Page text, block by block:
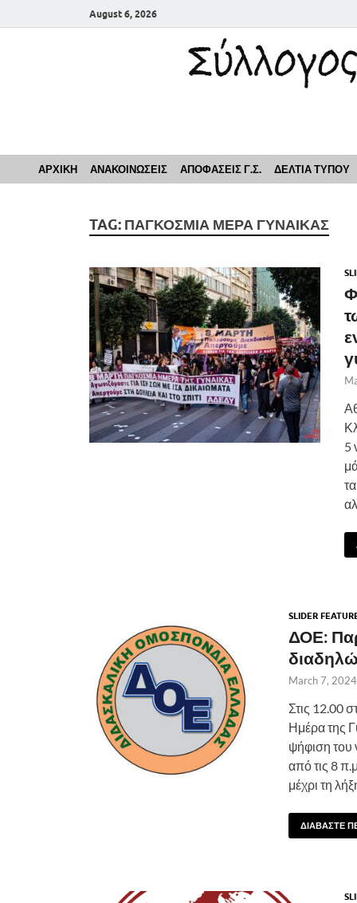
August 6, 2026
Σύλλογος
ΑΡΧΙΚΗ ΑΝΑΚΟΙΝΩΣΕΙΣ ΑΠΟΦΑΣΕΙΣ Γ.Σ. ΔΕΛΤΙΑ ΤΥΠΟΥ
TAG: ΠΑΓΚΟΣΜΙΑ ΜΕΡΑ ΓΥΝΑΙΚΑΣ
5
SLIDER
ΔΟΕ:
March 7, 2024
Στις 12.00
Ημέρα της
ψήφιση του
από τις 8
μέχρι τη
ΔΙΑΒΑΣΤΕ